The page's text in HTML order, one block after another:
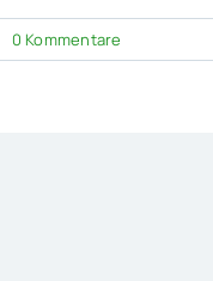
0 Kommentare